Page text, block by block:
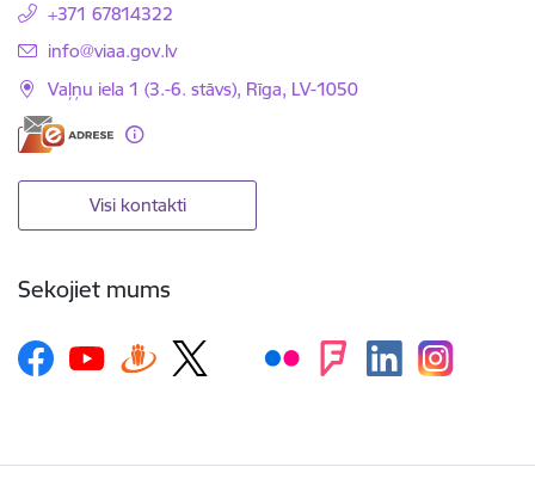
+371 67814322
E-pasts:
info@viaa.gov.lv
Vaļņu iela 1 (3.-6. stāvs), Rīga, LV-1050
Visi kontakti
Sekojiet mums